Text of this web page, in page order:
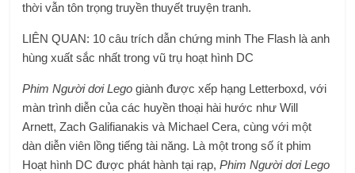
thời vẫn tôn trọng truyền thuyết truyện tranh.
LIÊN QUAN: 10 câu trích dẫn chứng minh The Flash là anh
hùng xuất sắc nhất trong vũ trụ hoạt hình DC
Phim Người dơi Legogiành được xếp hạng Letterboxd, với
màn trình diễn của các huyền thoại hài hước như Will
Arnett, Zach Galifianakis và Michael Cera, cùng với một
dàn diễn viên lồng tiếng tài năng. Là một trong số ít phim
Hoạt hình DC được phát hành tại rạp,Phim Người dơi Lego